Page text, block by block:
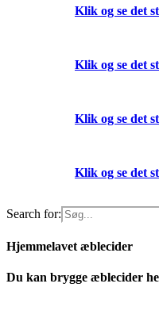
Klik og se det
Klik og se det
Klik og se det
Klik og se det
Search for:
Hjemmelavet æblecider
Du kan brygge æblecider